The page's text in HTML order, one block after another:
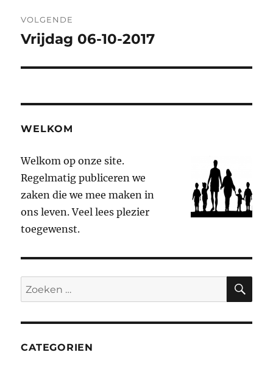
VOLGENDE
Volgend
Vrijdag 06-10-2017
WELKOM
Welkom op onze site.
Regelmatig publiceren we
zaken die we mee maken in
ons leven. Veel lees plezier
toegewenst.
Zoeken
naar:
CATEGORIEN